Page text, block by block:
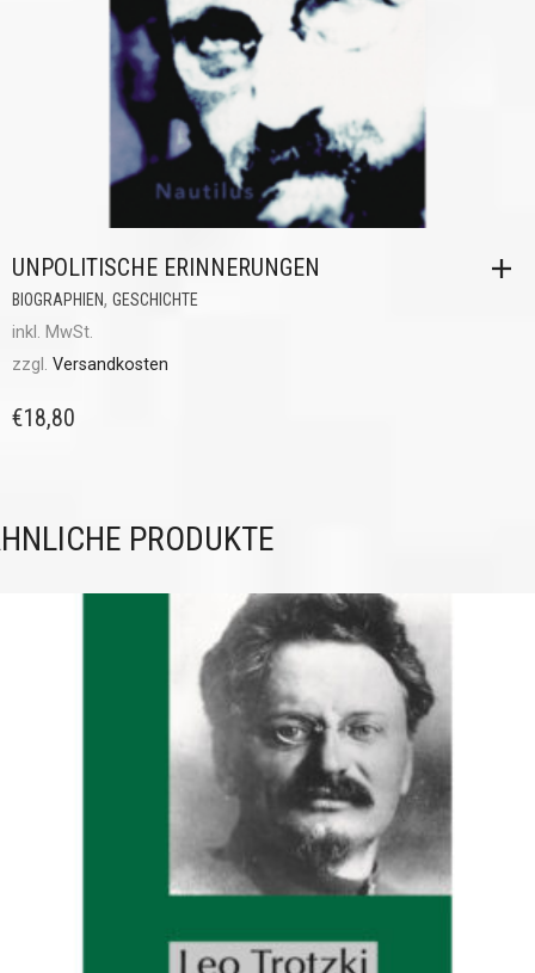
UNPOLITISCHE ERINNERUNGEN
BIOGRAPHIEN, GESCHICHTE
inkl. MwSt.
zzgl. Versandkosten
€18,80
PRODUKTE